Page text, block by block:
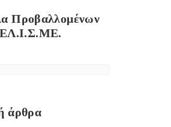
Προβαλλομένων
ΕΛ.Ι.Σ.ΜΕ.
άρθρα